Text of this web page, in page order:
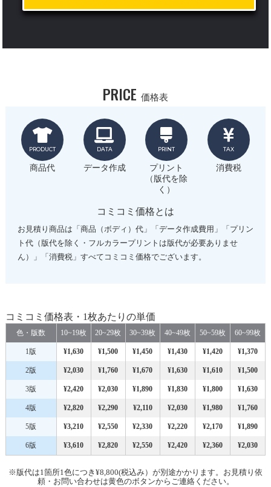
PRICE 価格表
PRODUCT
商品代
DATA
データ作成
PRINT
プリント
（版代を除
く）
TAX
消費税
コミコミ価格とは
お見積り商品は「商品（ボディ）代」「データ作成費用」「プリン
ト代（版代を除く・フルカラープリントは版代が必要ありませ
ん）」「消費税」すべてコミコミ価格でございます。
コミコミ価格表・1枚あたりの単価
色・版数 10~19枚 20~29枚 30~39枚 40~49枚 50~59枚 60~99枚
1版 ¥1,630 ¥1,500 ¥1,450 ¥1,430 ¥1,420 ¥1,370
2版 ¥2,030 ¥1,760 ¥1,670 ¥1,630 ¥1,610 ¥1,500
3版 ¥2,420 ¥2,030 ¥1,890 ¥1,830 ¥1,800 ¥1,630
4版 ¥2,820 ¥2,290 ¥2,110 ¥2,030 ¥1,980 ¥1,760
5版 ¥3,210 ¥2,550 ¥2,330 ¥2,220 ¥2,170 ¥1,890
6版 ¥3,610 ¥2,820 ¥2,550 ¥2,420 ¥2,360 ¥2,030
※版代は1箇所1色につき¥8,800(税込み）が別途かかります。お見積り依
頼・お問い合わせは黄色のボタンからご連絡ください。